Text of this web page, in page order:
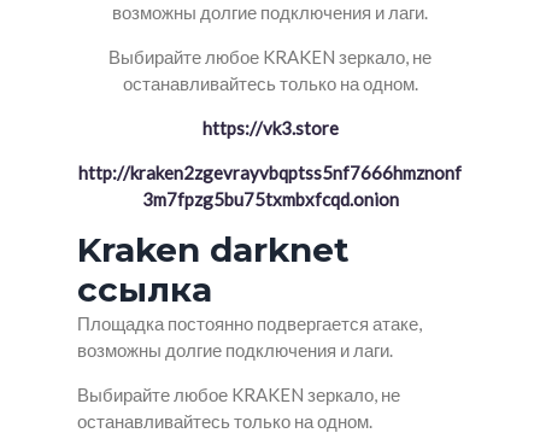
возможны долгие подключения и лаги.
Выбирайте любое KRAKEN зеркало, не
останавливайтесь только на одном.
https://vk3.store
http://kraken2zgevrayvbqptss5nf7666hmznonf
3m7fpzg5bu75txmbxfcqd.onion
Kraken darknet
ссылка
Площадка постоянно подвергается атаке,
возможны долгие подключения и лаги.
Выбирайте любое KRAKEN зеркало, не
останавливайтесь только на одном.